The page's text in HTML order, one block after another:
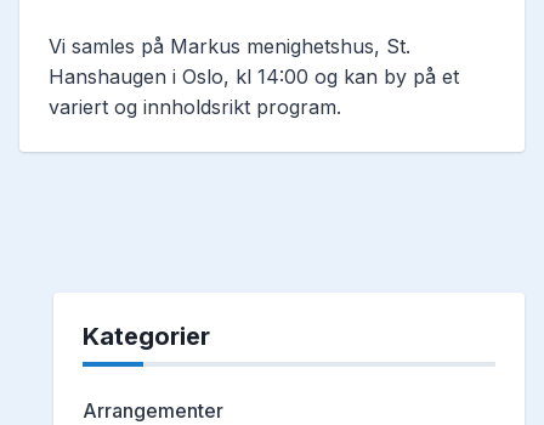
Vi samles på Markus menighetshus, St.
Hanshaugen i Oslo, kl 14:00 og kan by på et
variert og innholdsrikt program.
Kategorier
Arrangementer